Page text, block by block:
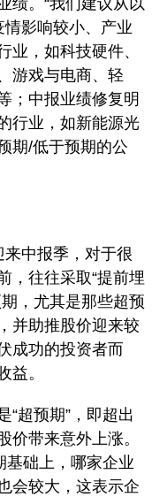
绩。“我们建议从以
影响较小、产业
业，如科技硬件、
游戏与电商、轻
；中报业绩修复明
行业，如新能源光
期/低于预期的公
中报季，对于很
，往往采取“提前埋
，尤其是那些超预
并助推股价迎来较
成功的投资者而
益。
超预期”，即超出
价带来意外上涨。
基础上，哪家企业
会较大，这表示企